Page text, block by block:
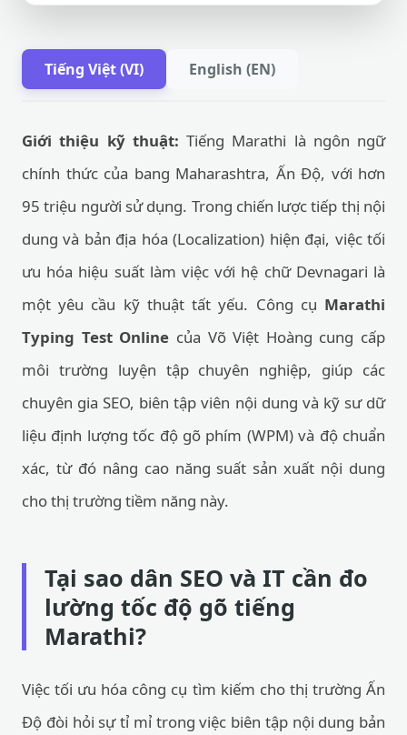
Tiếng Việt (VI) English (EN)
Giới thiệu kỹ thuật: Tiếng Marathi là ngôn ngữ
chính thức của bang Maharashtra, Ấn Độ, với hơn
95 triệu người sử dụng. Trong chiến lược tiếp thị nội
dung và bản địa hóa (Localization) hiện đại, việc tối
ưu hóa hiệu suất làm việc với hệ chữ Devnagari là
một yêu cầu kỹ thuật tất yếu. Công cụ Marathi
Typing Test Online của Võ Việt Hoàng cung cấp
môi trường luyện tập chuyên nghiệp, giúp các
chuyên gia SEO, biên tập viên nội dung và kỹ sư dữ
liệu định lượng tốc độ gõ phím (WPM) và độ chuẩn
xác, từ đó nâng cao năng suất sản xuất nội dung
cho thị trường tiềm năng này.
Tại sao dân SEO và IT cần đo
lường tốc độ gõ tiếng
Marathi?
Việc tối ưu hóa công cụ tìm kiếm cho thị trường Ấn
Độ đòi hỏi sự tỉ mỉ trong việc biên tập nội dung bản